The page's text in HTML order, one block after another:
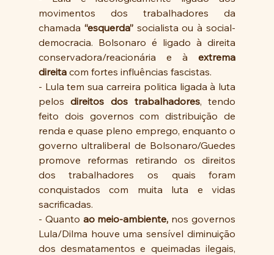
movimentos dos trabalhadores da
chamada “esquerda” socialista ou à social-
democracia. Bolsonaro é ligado à direita
conservadora/reacionária e à extrema
direita com fortes influências fascistas.
- Lula tem sua carreira politica ligada à luta
pelos direitos dos trabalhadores, tendo
feito dois governos com distribuição de
renda e quase pleno emprego, enquanto o
governo ultraliberal de Bolsonaro/Guedes
promove reformas retirando os direitos
dos trabalhadores os quais foram
conquistados com muita luta e vidas
sacrificadas.
- Quanto ao meio-ambiente, nos governos
Lula/Dilma houve uma sensível diminuição
dos desmatamentos e queimadas ilegais,